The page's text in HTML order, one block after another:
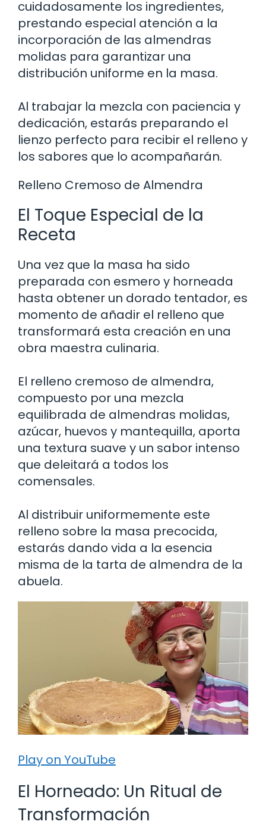
cuidadosamente los ingredientes,
prestando especial atención a la
incorporación de las almendras
molidas para garantizar una
distribución uniforme en la masa.
Al trabajar la mezcla con paciencia y
dedicación, estarás preparando el
lienzo perfecto para recibir el relleno y
los sabores que lo acompañarán.
Relleno Cremoso de Almendra
El Toque Especial de la
Receta
Una vez que la masa ha sido
preparada con esmero y horneada
hasta obtener un dorado tentador, es
momento de añadir el relleno que
transformará esta creación en una
obra maestra culinaria.
El relleno cremoso de almendra,
compuesto por una mezcla
equilibrada de almendras molidas,
azúcar, huevos y mantequilla, aporta
una textura suave y un sabor intenso
que deleitará a todos los
comensales.
Al distribuir uniformemente este
relleno sobre la masa precocida,
estarás dando vida a la esencia
misma de la tarta de almendra de la
abuela.
Play on YouTube
El Horneado: Un Ritual de
Transformación